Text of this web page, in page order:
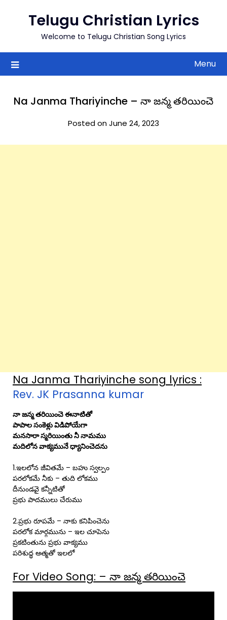
Telugu Christian Lyrics
Welcome to Telugu Christian Song Lyrics
Menu
Na Janma Thariyinche – నా జన్మ తరియించె
Posted on June 24, 2023
Na Janma Thariyinche song lyrics :
Rev. JK Prasanna kumar
నా జన్మ తరియించె ఈనాటితో
పాపాల సంకెళ్లు విడిపోయేగా
మనసారా స్మరియింతు నీ నామము
మదిలోన వాక్యమునే ధ్యానించెదను
1.ఇలలోన జీవితమే – బహు స్వల్పం
పరలోకమే నీకు – తుది లోకము
దీనుండవై కన్నీటితో
ప్రభు పాదములు చేరుము
2.ప్రభు రూపమే – నాకు కనిపించెను
పరలోక మార్గమును – ఇల చూపెను
ప్రకటింతును ప్రభు వాక్యము
పరిశుద్ధ ఆత్మతో ఇలలో
For Video Song: – నా జన్మ తరియించె